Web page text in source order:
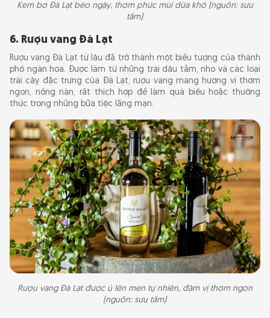
Kem bơ Đà Lạt béo ngậy, thơm phức mùi dừa khô (nguồn: sưu
tầm)
6. Rượu vang Đà Lạt
Rượu vang Đà Lạt từ lâu đã trở thành một biểu tượng của thành
phố ngàn hoa. Được làm từ những trái dâu tằm, nho và các loại
trái cây đặc trưng của Đà Lạt, rượu vang mang hương vị thơm
ngon, nồng nàn, rất thích hợp để làm quà biếu hoặc thưởng
thức trong những bữa tiệc lãng mạn.
Rượu vang Đà Lạt được ủ lên men tự nhiên, đậm vị thơm ngon
(nguồn: sưu tầm)